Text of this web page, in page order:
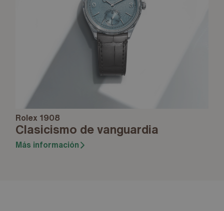
Rolex 1908
Clasicismo de vanguardia
Más información